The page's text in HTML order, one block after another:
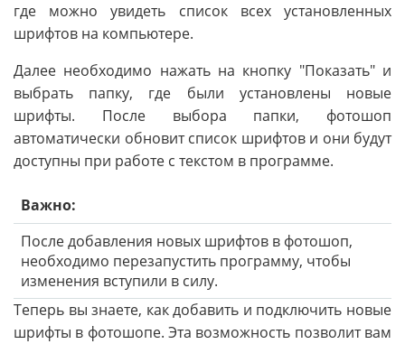
где можно увидеть список всех установленных
шрифтов на компьютере.
Далее необходимо нажать на кнопку "Показать" и
выбрать папку, где были установлены новые
шрифты. После выбора папки, фотошоп
автоматически обновит список шрифтов и они будут
доступны при работе с текстом в программе.
Важно:
После добавления новых шрифтов в фотошоп,
необходимо перезапустить программу, чтобы
изменения вступили в силу.
Теперь вы знаете, как добавить и подключить новые
шрифты в фотошопе. Эта возможность позволит вам